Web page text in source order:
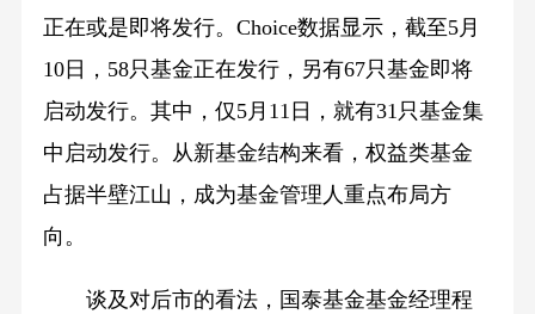
正在或是即将发行。Choice数据显示，截至5月
10日，58只基金正在发行，另有67只基金即将
启动发行。其中，仅5月11日，就有31只基金集
中启动发行。从新基金结构来看，权益类基金
占据半壁江山，成为基金管理人重点布局方
向。
谈及对后市的看法，国泰基金基金经理程